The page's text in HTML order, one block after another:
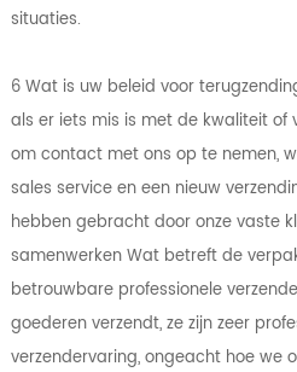
situaties.
6 Wat is uw beleid voor
als er iets mis is met de kwaliteit of
om contact met ons op te nemen,
sales service en een nieuw
hebben gebracht door onze vaste
samenwerken Wat betreft de
betrouwbare professionele
goederen verzendt, ze zijn zeer
verzendervaring, ongeacht hoe we